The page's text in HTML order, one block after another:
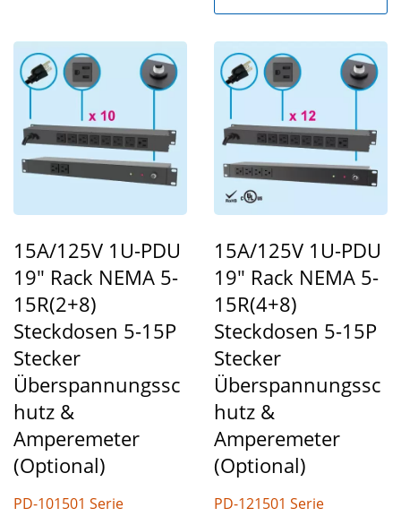
15A/125V 1U-PDU
19" Rack NEMA 5-
15R(2+8)
Steckdosen 5-15P
Stecker
Überspannungssc
Hutz &
Amperemeter
(optional)
PD-101501 Serie
15A/125V 1U-PDU
19" Rack NEMA 5-
15R(4+8)
Steckdosen 5-15P
Stecker
Überspannungssc
Hutz &
Amperemeter
(optional)
PD-121501 Serie